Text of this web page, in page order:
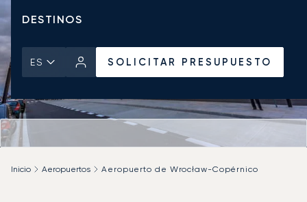
DESTINOS
ES SOLICITAR PRESUPUESTO
Inicio Aeropuertos Aeropuerto de Wrocław-Copérnico